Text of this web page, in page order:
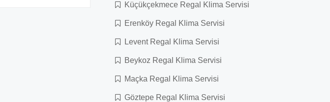
Küçükçekmece Regal Klima Servisi
Erenköy Regal Klima Servisi
Levent Regal Klima Servisi
Beykoz Regal Klima Servisi
Maçka Regal Klima Servisi
Göztepe Regal Klima Servisi